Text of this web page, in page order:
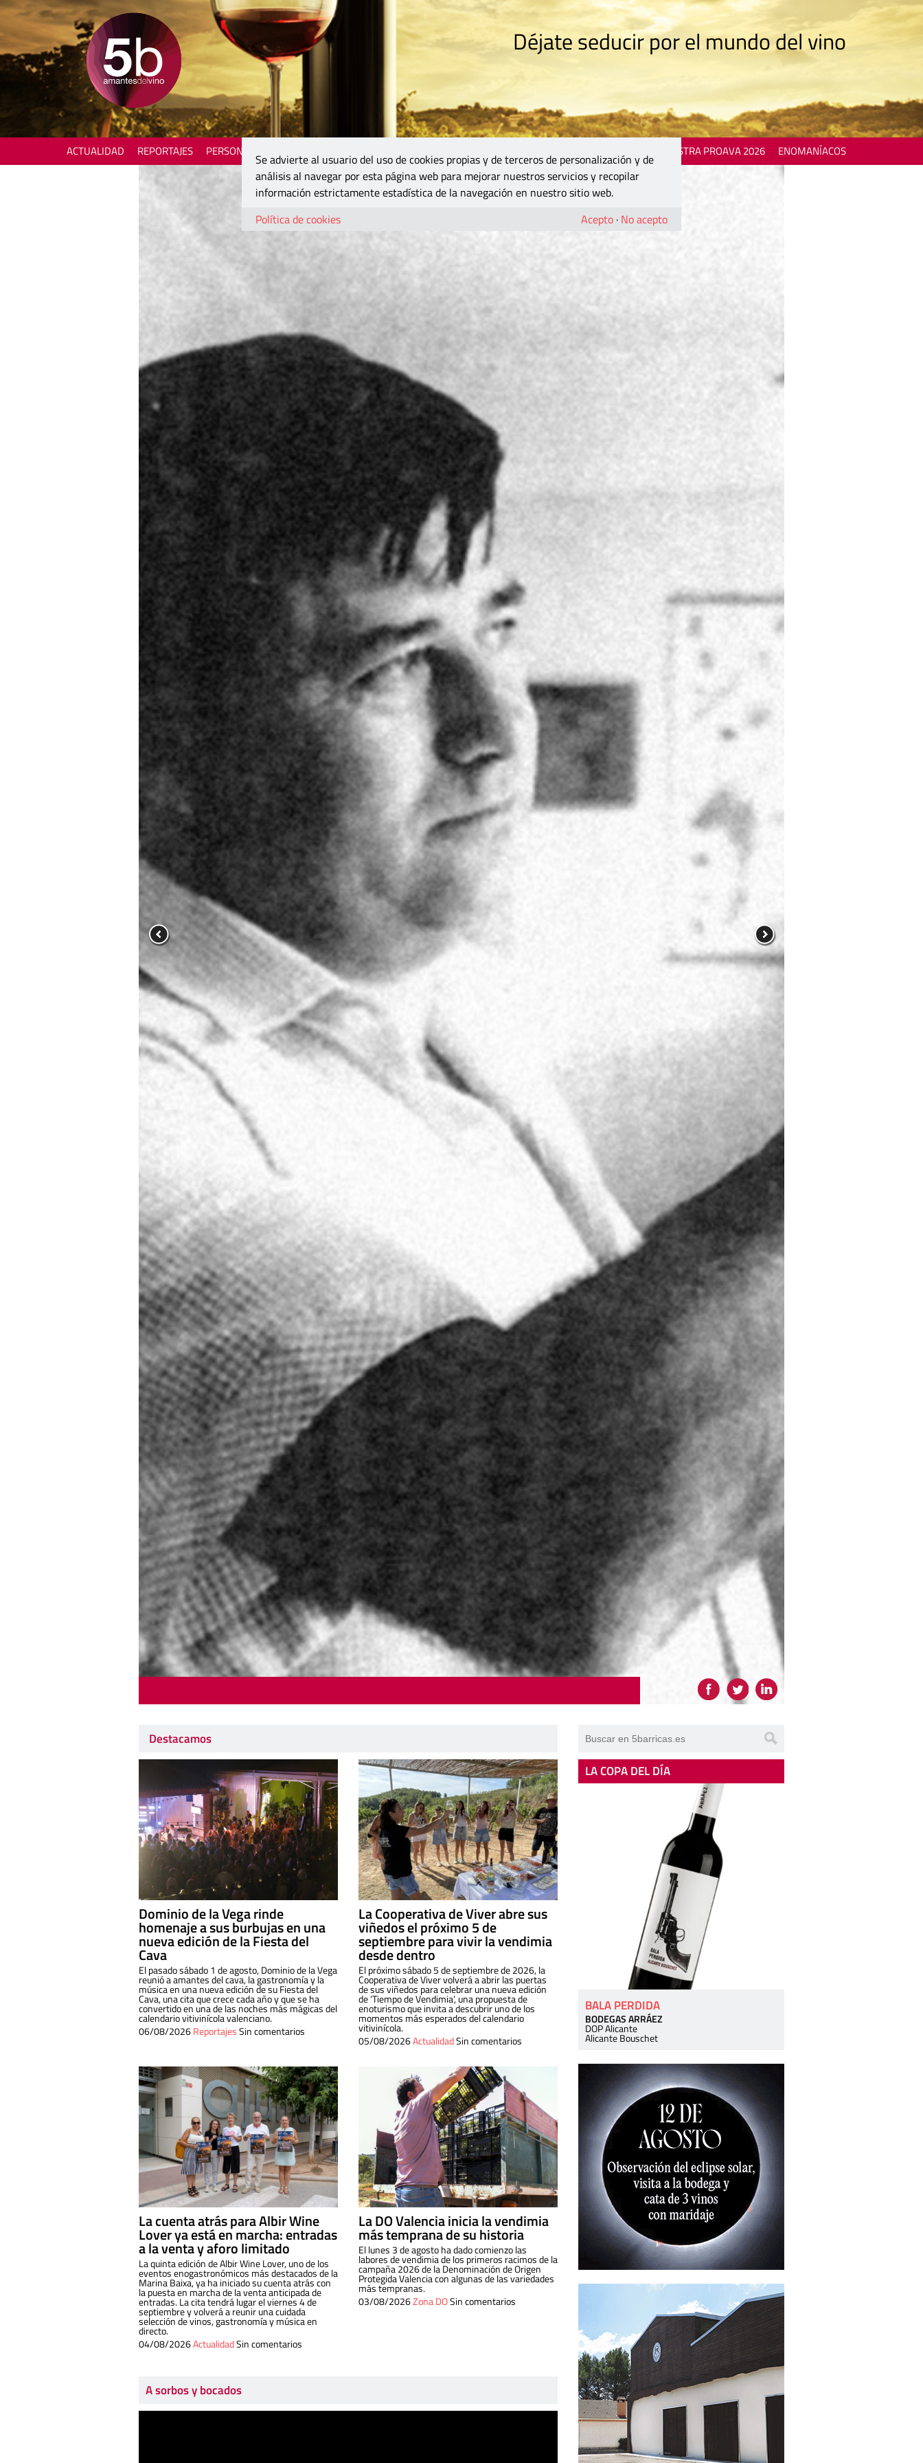
Déjate seducir por el mundo del vino
ACTUALIDAD REPORTAJES PERSONAJES MOSTRA PROAVA 2026 ENOMANÍACOS
Destacamos
Dominio de la Vega rinde
homenaje a sus burbujas en una
nueva edición de la Fiesta del
Cava
El pasado sábado 1 de agosto, Dominio de la Vega
reunió a amantes del cava, la gastronomía y la
música en una nueva edición de su Fiesta del
Cava, una cita que crece cada año y que se ha
convertido en una de las noches más mágicas del
calendario vitivinícola valenciano.
06/08/2026ReportajesSin comentarios
La Cooperativa de Viver abre sus
viñedos el próximo 5 de
septiembre para vivir la vendimia
desde dentro
El próximo sábado 5 de septiembre de 2026, la
Cooperativa de Viver volverá a abrir las puertas
de sus viñedos para celebrar una nueva edición
de ‘Tiempo de Vendimia’, una propuesta de
enoturismo que invita a descubrir uno de los
momentos más esperados del calendario
vitivinícola.
05/08/2026ActualidadSin comentarios
La cuenta atrás para Albir Wine
Lover ya está en marcha: entradas
a la venta y aforo limitado
La quinta edición de Albir Wine Lover, uno de los
eventos enogastronómicos más destacados de la
Marina Baixa, ya ha iniciado su cuenta atrás con
la puesta en marcha de la venta anticipada de
entradas. La cita tendrá lugar el viernes 4 de
septiembre y volverá a reunir una cuidada
selección de vinos, gastronomía y música en
directo.
04/08/2026ActualidadSin comentarios
La DO Valencia inicia la vendimia
más temprana de su historia
El lunes 3 de agosto ha dado comienzo las
labores de vendimia de los primeros racimos de la
campaña 2026 de la Denominación de Origen
Protegida Valencia con algunas de las variedades
más tempranas.
03/08/2026Zona DOSin comentarios
A sorbos y bocados
LA COPA DEL DÍA
BALA PERDIDA
BODEGAS ARRÁEZ
DOP Alicante
Alicante Bouschet
Se advierte al usuario del uso de cookies propias y de terceros de personalización y de
análisis al navegar por esta página web para mejorar nuestros servicios y recopilar
información estrictamente estadística de la navegación en nuestro sitio web.
Política de cookies
Acepto · No acepto